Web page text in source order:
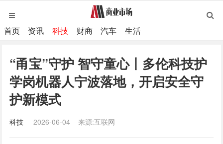
首页 资讯 科技 财商 汽车 生活
“甬宝”守护 智守童心丨多伦科技护
学岗机器人宁波落地，开启安全守
护新模式
科技 2026-06-04 来源:互联网